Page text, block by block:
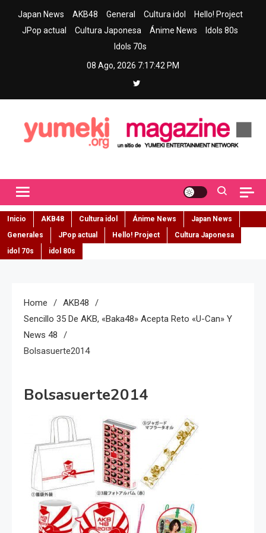
Japan News AKB48 General Cultura idol
Hello! Project
JPop actual
Cultura Japonesa Ánime News
Idols 80s
Idols 70s
08 Ago, 2026 7:17:43 PM
Inicio AKB48 Cultura idol Ánime News
Japan News
Generales
JPop actual Hello! Project
Cultura Japonesa
idol 70s
idol 80s
Home
AKB48
Sencillo 35 De AKB, «Baka48» Acepta Reto «U-Can» Y
News 48
Bolsasuerte2014
Bolsasuerte2014